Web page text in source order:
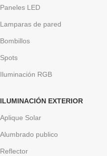
Paneles LED
Lamparas de pared
Bombillos
Spots
Iluminación RGB
ILUMINACIÓN EXTERIOR
Aplique Solar
Alumbrado publico
Reflector